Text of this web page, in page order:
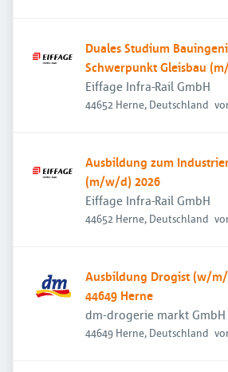
Duales Studium
Schwerpunkt Gleisbau
Eiffage Infra-Rail GmbH
44652 Herne, Deutschland
Ausbildung zum
(m/w/d) 2026
Eiffage Infra-Rail GmbH
44652 Herne, Deutschland
Ausbildung Drogist (w/
44649 Herne
dm-drogerie markt GmbH
44649 Herne, Deutschland